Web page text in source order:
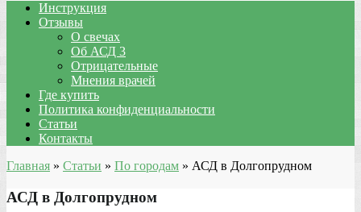
Инструкция
Отзывы
О свечах
Об АСД 3
Отрицательные
Мнения врачей
Где купить
Политика конфиденциальности
Статьи
Контакты
Главная » Статьи » По городам » АСД в Долгопрудном
АСД в Долгопрудном